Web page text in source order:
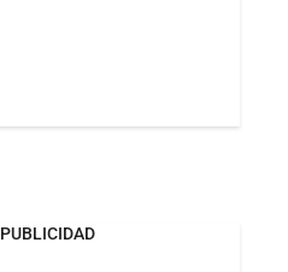
PUBLICIDAD